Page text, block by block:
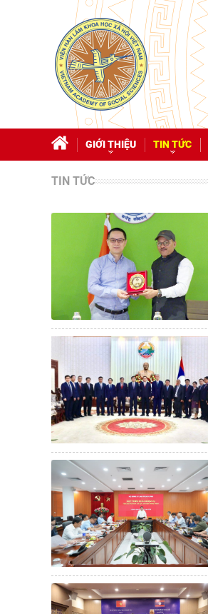
GIỚI THIỆU TIN TỨC
TIN TỨC